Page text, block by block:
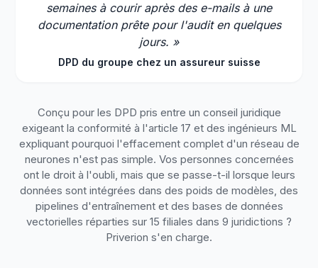
semaines à courir après des e-mails à une
documentation prête pour l'audit en quelques
jours. »
DPD du groupe chez un assureur suisse
Conçu pour les DPD pris entre un conseil juridique
exigeant la conformité à l'article 17 et des ingénieurs ML
expliquant pourquoi l'effacement complet d'un réseau de
neurones n'est pas simple. Vos personnes concernées
ont le droit à l'oubli, mais que se passe-t-il lorsque leurs
données sont intégrées dans des poids de modèles, des
pipelines d'entraînement et des bases de données
vectorielles réparties sur 15 filiales dans 9 juridictions ?
Priverion s'en charge.